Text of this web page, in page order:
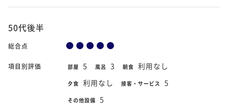
50代後半
総合点
項目別評価 部屋 5 風呂 3 朝食 利用なし
夕食 利用なし 接客・サービス 5
その他設備 5